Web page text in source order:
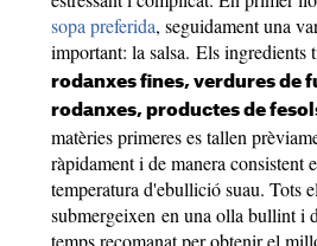
sopa preferida, seguidament una
important: la salsa. Els
rodanxes fines, verdures de
rodanxes, productes de
matèries primeres es tallen
ràpidament i de manera consistent
temperatura d'ebullició suau. Tots
submergeixen en una olla bullint i
temps recomanat per obtenir el